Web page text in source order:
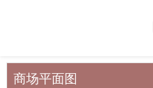
商场平面图